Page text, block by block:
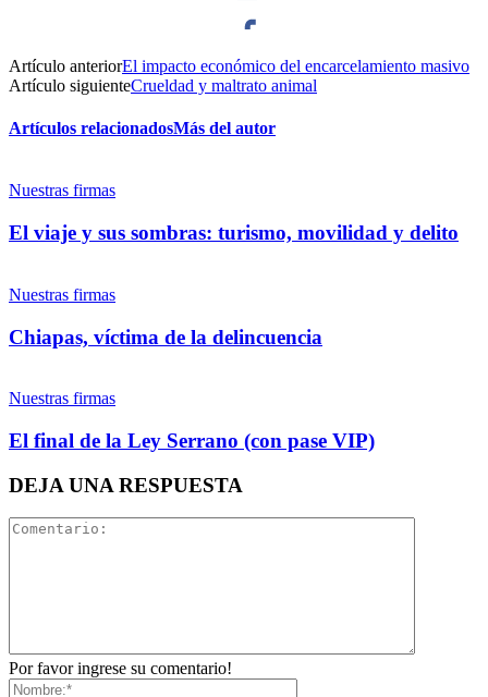
Facebook
Whatsapp
Linkedin
Artículo anteriorEl impacto económico del encarcelamiento masivo
Artículo siguienteCrueldad y maltrato animal
Artículos relacionadosMás del autor
Nuestras firmas
El viaje y sus sombras: turismo, movilidad y delito
Nuestras firmas
Chiapas, víctima de la delincuencia
Nuestras firmas
El final de la Ley Serrano (con pase VIP)
DEJA UNA RESPUESTA
Por favor ingrese su comentario!